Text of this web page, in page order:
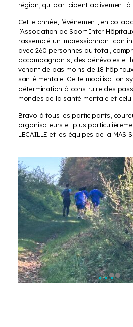
région, qui participent activement
Cette année, l’événement, en
l’Association de Sport Inter
rassemblé un impressionnant
avec 260 personnes au total,
accompagnants, des bénévoles et
venant de pas moins de 18
santé mentale. Cette mobilisation
détermination à construire des
mondes de la santé mentale et
Bravo à tous les participants,
organisateurs et plus
LECAILLE et les équipes de la MAS